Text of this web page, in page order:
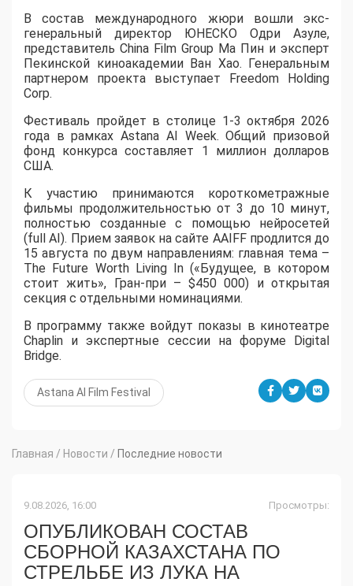
В состав международного жюри вошли экс-
генеральный директор ЮНЕСКО Одри Азуле,
представитель China Film Group Ма Пин и эксперт
Пекинской киноакадемии Ван Хао. Генеральным
партнером проекта выступает Freedom Holding
Corp.
​Фестиваль пройдет в столице 1-3 октября 2026
года в рамках Astana AI Week. Общий призовой
фонд конкурса составляет 1 миллион долларов
США.
К участию принимаются короткометражные
фильмы продолжительностью от 3 до 10 минут,
полностью созданные с помощью нейросетей
(full AI). Прием заявок на сайте AAIFF продлится до
15 августа по двум направлениям: главная тема –
The Future Worth Living In («Будущее, в котором
стоит жить», Гран-при – $450 000) и открытая
секция с отдельными номинациями.
В программу также войдут показы в кинотеатре
Chaplin и экспертные сессии на форуме Digital
Bridge.
Astana AI Film Festival
Главная / Новости / Последние новости
9.08.2026, 16:00 Просмотры:
ОПУБЛИКОВАН СОСТАВ
СБОРНОЙ КАЗАХСТАНА ПО
СТРЕЛЬБЕ ИЗ ЛУКА НА